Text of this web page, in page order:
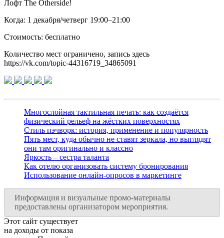
Лофт The Otherside!
Когда: 1 декабря/четверг 19:00–21:00
Стоимость: бесплатно
Количество мест ограничено, запись здесь
https://vk.com/topic-44316719_34865091
Многослойная тактильная печать: как создаётся
физический рельеф на жёстких поверхностях
Стиль пэчворк: история, применение и популярность
Пять мест, куда обычно не ставят зеркала, но выглядят
они там оригинально и классно
Яркость – сестра таланта
Как отелю организовать систему бронирования
Использование онлайн-опросов в маркетинге
Информация и визуальные промо-материалы
предоставлены организатором мероприятия.
Этот сайт существует
на доходы от показа